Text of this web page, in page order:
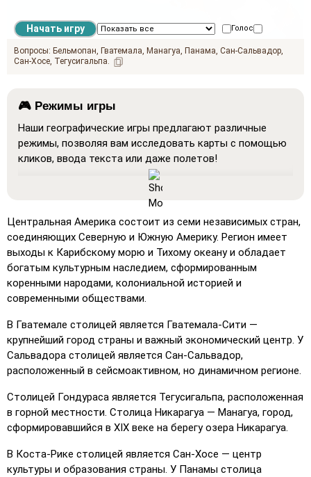
Голос
Вопросы: Бельмопан Гватемала Манагуа Панама Сан-Сальвадор
Сан-Хосе Тегусигальпа
🎮 Режимы игры
Наши географические игры предлагают различные
режимы, позволяя вам исследовать карты с помощью
кликов, ввода текста или даже полетов!
: Режим обучения, в котором все
местоположения отображаются на карте, облегчая
Отгадывать (очень легко): Работает как
'Отгадывать', но при наведении курсора на место
отображается его название.
Отгадывать (легкий): Похоже на 'Отгадывать', но
выделяются три возможных местоположения для
Отгадывать: Кликните точно по указанному месту.
Отгадывать (сложно): Как 'Отгадывать', но
местоположения возвращаются к исходному цвету
после нажатия.
Отгадывать (без границ) : Как 'Отгадывать', но без
видимых границ, что делает игру сложнее.
Отгадывать (флаги): Как 'Отгадывать', но
отображается только флаг – без названий.
Центральная Америка состоит из семи независимых стран,
соединяющих Северную и Южную Америку. Регион имеет
выходы к Карибскому морю и Тихому океану и обладает
богатым культурным наследием, сформированным
коренными народами, колониальной историей и
современными обществами.
В Гватемале столицей является Гватемала-Сити —
крупнейший город страны и важный экономический центр. У
Сальвадора столицей является Сан-Сальвадор,
расположенный в сейсмоактивном, но динамичном регионе.
Столицей Гондураса является Тегусигальпа, расположенная
в горной местности. Столица Никарагуа — Манагуа, город,
сформировавшийся в XIX веке на берегу озера Никарагуа.
В Коста-Рике столицей является Сан-Хосе — центр
культуры и образования страны. У Панамы столица